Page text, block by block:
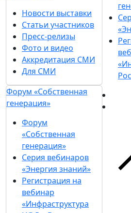
Новости выставки
Статьи участников
Пресс-релизы
Фото и видео
Аккредитация СМИ
Для СМИ
Форум «Собственная
генерация»
Форум
«Собственная
генерация»
Серия вебинаров
«Энергия знаний»
Регистрация на
вебинар
«Инфраструктура